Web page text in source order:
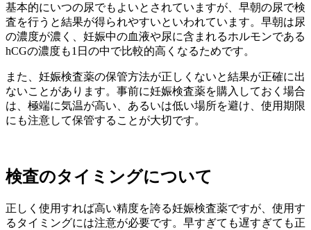
基本的にいつの尿でもよいとされていますが、早朝の尿で検
査を行うと結果が得られやすいといわれています。早朝は尿
の濃度が濃く、妊娠中の血液や尿に含まれるホルモンである
hCGの濃度も1日の中で比較的高くなるためです。
また、妊娠検査薬の保管方法が正しくないと結果が正確に出
ないことがあります。事前に妊娠検査薬を購入しておく場合
は、極端に気温が高い、あるいは低い場所を避け、使用期限
にも注意して保管することが大切です。
検査のタイミングについて
正しく使用すれば高い精度を誇る妊娠検査薬ですが、使用す
るタイミングには注意が必要です。早すぎても遅すぎても正